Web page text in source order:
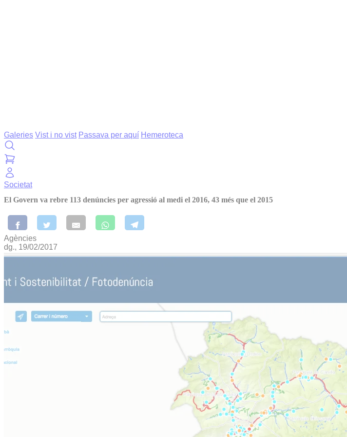
Galeries Vist i no vist Passava per aquí Hemeroteca
Societat
El Govern va rebre 113 denúncies per agressió al medi el 2016, 43 més que el 2015
Agències
dg., 19/02/2017